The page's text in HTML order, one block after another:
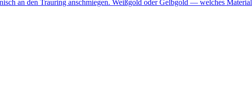
an den Trauring anschmiegen. Weißgold oder Gelbgold — welches